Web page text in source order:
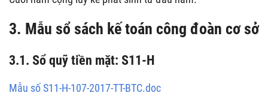
3. Mẫu sổ sách kế toán công đoàn cơ sở
3.1. Sổ quỹ tiền mặt: S11-H
Mẫu số S11-H-107-2017-TT-BTC.doc